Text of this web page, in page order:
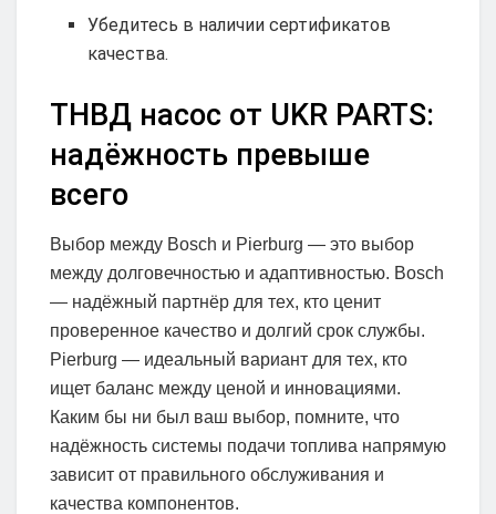
Убедитесь в наличии сертификатов
качества.
ТНВД насос от UKR PARTS:
надёжность превыше
всего
Выбор между Bosch и Pierburg — это выбор
между долговечностью и адаптивностью. Bosch
— надёжный партнёр для тех, кто ценит
проверенное качество и долгий срок службы.
Pierburg — идеальный вариант для тех, кто
ищет баланс между ценой и инновациями.
Каким бы ни был ваш выбор, помните, что
надёжность системы подачи топлива напрямую
зависит от правильного обслуживания и
качества компонентов.